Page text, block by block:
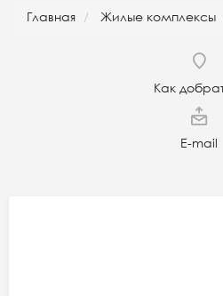
Главная Жилые комплексы
Как
E-mail